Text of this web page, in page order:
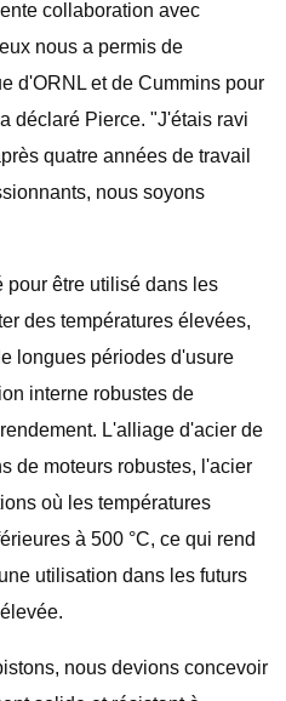
collaboration avec
nous a permis de
d'ORNL et de Cummins pour
déclaré Pierce. "J'étais ravi
quatre années de travail
nous soyons
pour être utilisé dans les
des températures élevées,
longues périodes d'usure
interne robustes de
L'alliage d'acier de
de moteurs robustes, l'acier
où les températures
à 500 °C, ce qui rend
utilisation dans les futurs
nous devions concevoir